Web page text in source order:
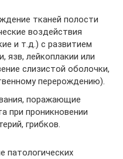
тканей полости
воздействия
и т.д.) с развитием
язв, лейкоплакии или
слизистой оболочки,
перерождению).
поражающие
при проникновении
грибков.
патологических